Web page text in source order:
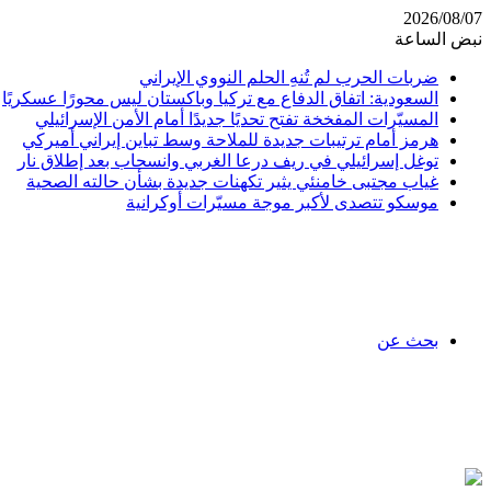
2026/08/07
نبض الساعة
ضربات الحرب لم تُنهِ الحلم النووي الإيراني
السعودية: اتفاق الدفاع مع تركيا وباكستان ليس محورًا عسكريًا
المسيّرات المفخخة تفتح تحديًا جديدًا أمام الأمن الإسرائيلي
هرمز أمام ترتيبات جديدة للملاحة وسط تباين إيراني أميركي
توغل إسرائيلي في ريف درعا الغربي وانسحاب بعد إطلاق نار
غياب مجتبى خامنئي يثير تكهنات جديدة بشأن حالته الصحية
موسكو تتصدى لأكبر موجة مسيّرات أوكرانية
بحث عن